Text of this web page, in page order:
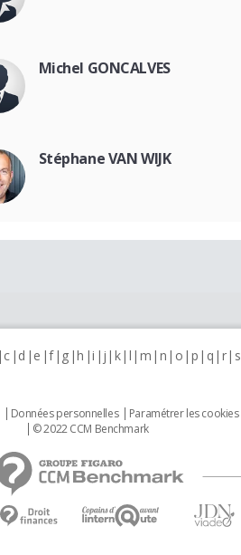
Michel GONCALVES
Stéphane VAN WIJK
c d e f g h i j k l m n o p q r s
Données personnelles Paramétrer les cookies
© 2022 CCM Benchmark